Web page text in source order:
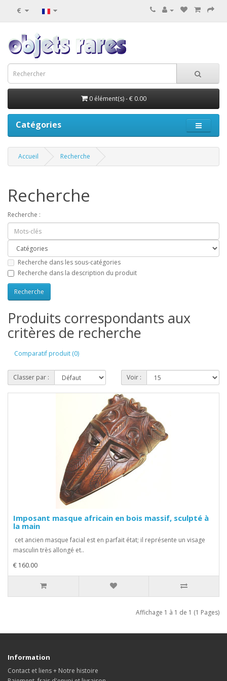
€
0 élément(s) - € 0.00
Catégories
Accueil Recherche
Recherche
Recherche :
Recherche dans les sous-catégories
Recherche dans la description du produit
Produits correspondants aux
critères de recherche
Comparatif produit (0)
Classer par : Voir :
Imposant masque africain en bois massif, sculpté à
la main
cet ancien masque facial est en parfait état; il représente un visage
masculin très allongé et..
€ 160.00
Affichage 1 à 1 de 1 (1 Pages)
Information
Contact et liens + Notre histoire